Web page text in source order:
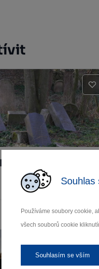
Souhlas
Používáme soubory cookie,
všech souborů cookie
Souhlasím se vším
Střítež